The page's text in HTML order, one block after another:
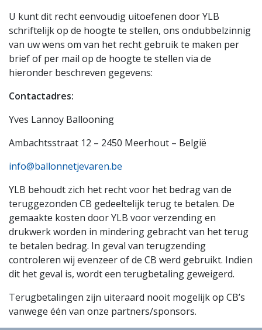
U kunt dit recht eenvoudig uitoefenen door YLB
schriftelijk op de hoogte te stellen, ons ondubbelzinnig
van uw wens om van het recht gebruik te maken per
brief of per mail op de hoogte te stellen via de
hieronder beschreven gegevens:
Contactadres:
Yves Lannoy Ballooning
Ambachtsstraat 12 – 2450 Meerhout – België
info@ballonnetjevaren.be
YLB behoudt zich het recht voor het bedrag van de
teruggezonden CB gedeeltelijk terug te betalen. De
gemaakte kosten door YLB voor verzending en
drukwerk worden in mindering gebracht van het terug
te betalen bedrag. In geval van terugzending
controleren wij evenzeer of de CB werd gebruikt. Indien
dit het geval is, wordt een terugbetaling geweigerd.
Terugbetalingen zijn uiteraard nooit mogelijk op CB’s
vanwege één van onze partners/sponsors.